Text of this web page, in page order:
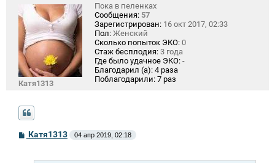
Катя1313
Пока в пеленках
Сообщения: 57
Зарегистрирован: 16 окт 2017, 02:33
Пол: Женский
Сколько попыток ЭКО: 0
Стаж бесплодия: 3 года
Где было удачное ЭКО: -
Благодарил (а): 4 раза
Поблагодарили: 7 раз
СКатя1313 04 апр 2019, 02:18